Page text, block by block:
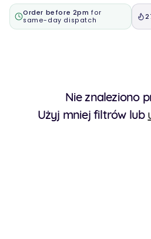
Order before 2pm for
same-day dispatch
Nie znaleziono
Użyj mniej filtrów lub